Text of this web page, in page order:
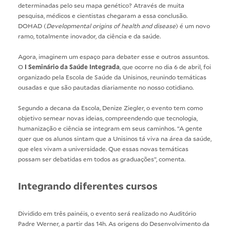
determinadas pelo seu mapa genético? Através de muita
pesquisa, médicos e cientistas chegaram a essa conclusão.
DOHAD (Developmental origins of health and disease) é um novo
ramo, totalmente inovador, da ciência e da saúde.
Agora, imaginem um espaço para debater esse e outros assuntos.
O I Seminário da Saúde Integrada , que ocorre no dia 6 de abril, foi
organizado pela Escola de Saúde da Unisinos, reunindo temáticas
ousadas e que são pautadas diariamente no nosso cotidiano.
Segundo a decana da Escola, Denize Ziegler, o evento tem como
objetivo semear novas ideias, compreendendo que tecnologia,
humanização e ciência se integram em seus caminhos. “A gente
quer que os alunos sintam que a Unisinos tá viva na área da saúde,
que eles vivam a universidade. Que essas novas temáticas
possam ser debatidas em todos as graduações”, comenta.
Integrando diferentes cursos
Dividido em três painéis, o evento será realizado no Auditório
Padre Werner, a partir das 14h. As origens do Desenvolvimento da